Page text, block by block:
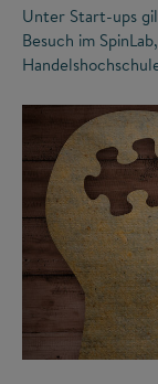
Unter Start-ups
Besuch im